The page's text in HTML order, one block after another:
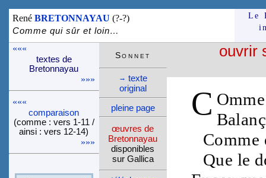
RenéBRETONNAYAU (?-?)
Comme qui sûr et loin…
Le
«««
textes de
Breton­nayau
»»»
«««
compa­rai­son
(comme : vers 1-11 /
ainsi : vers 12-14)
»»»
ouvrir
C
Comme
Que le
Son­net
→ texte
ori­ginal
pleine page
œuvres de
Breton­nayau
dispo­nibles
sur Gallica